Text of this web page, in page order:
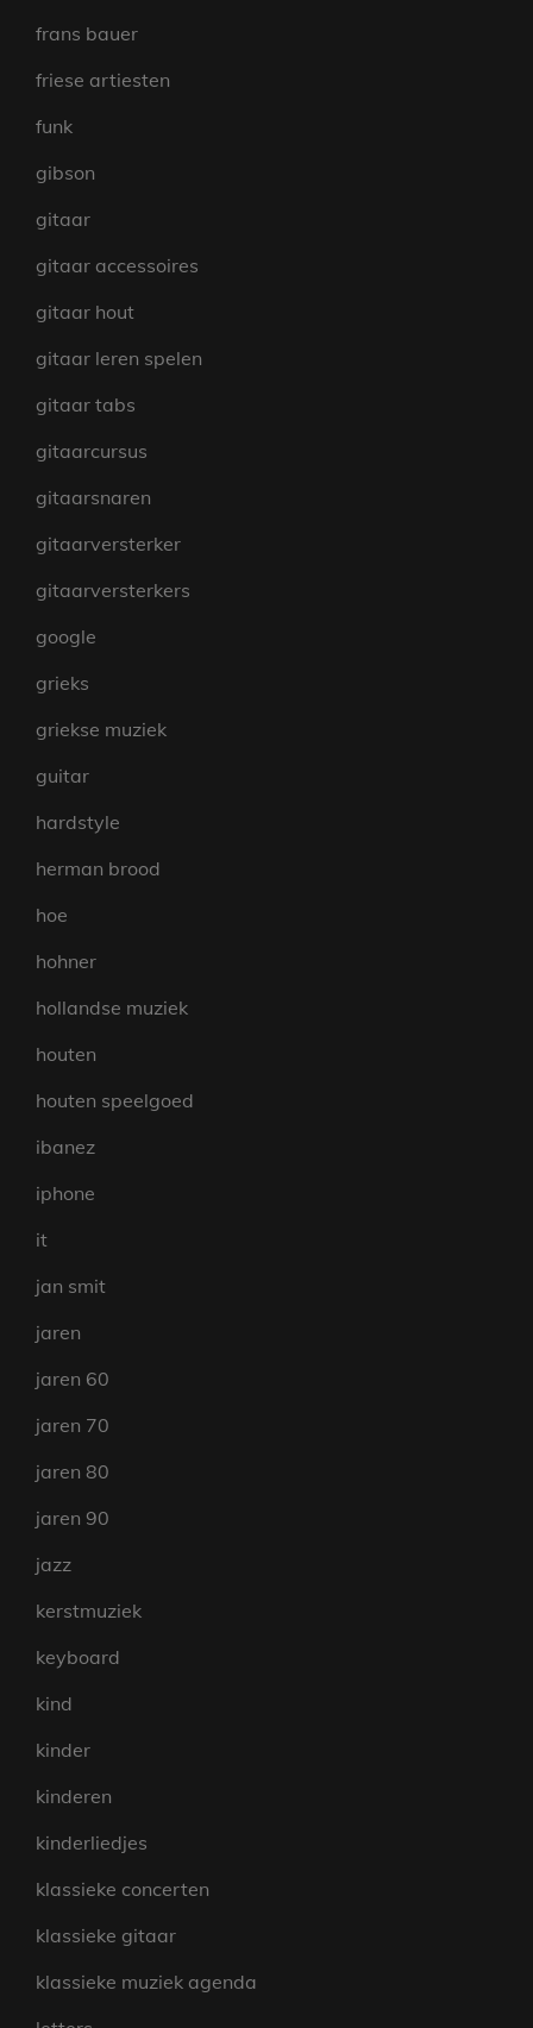
frans bauer
friese artiesten
funk
gibson
gitaar
gitaar accessoires
gitaar hout
gitaar leren spelen
gitaar tabs
gitaarcursus
gitaarsnaren
gitaarversterker
gitaarversterkers
google
grieks
griekse muziek
guitar
hardstyle
herman brood
hoe
hohner
hollandse muziek
houten
houten speelgoed
ibanez
iphone
it
jan smit
jaren
jaren 60
jaren 70
jaren 80
jaren 90
jazz
kerstmuziek
keyboard
kind
kinder
kinderen
kinderliedjes
klassieke concerten
klassieke gitaar
klassieke muziek agenda